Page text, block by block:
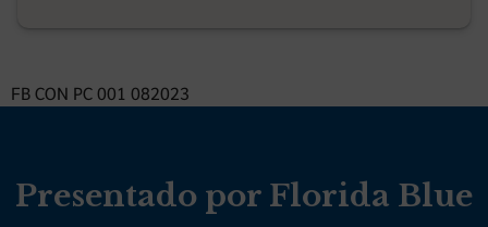
FB CON PC 001 082023
Presentado por Florida Blue